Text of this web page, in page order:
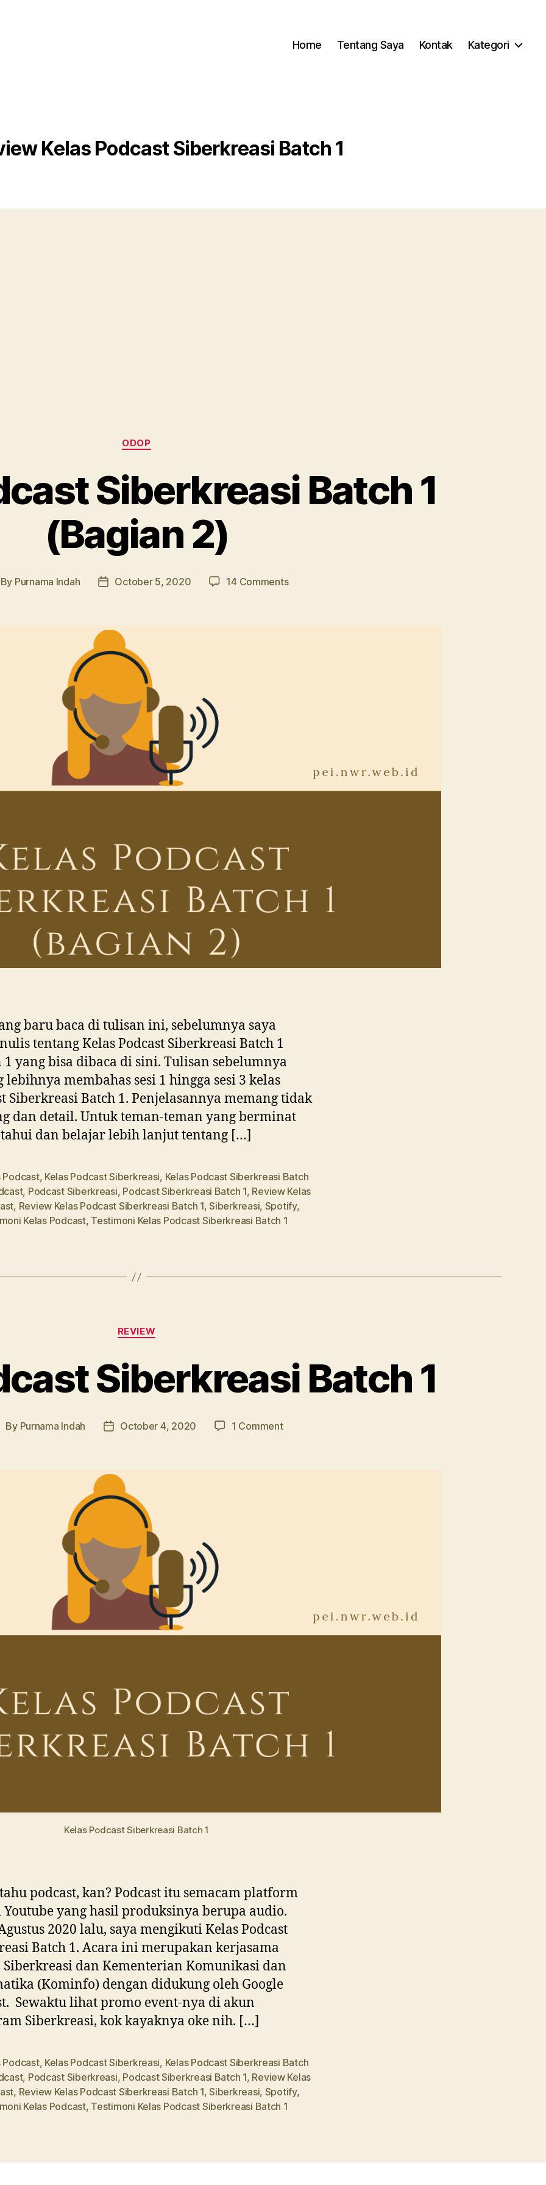
Home Tentang Saya Kontak Kategori
Kelas Podcast Siberkreasi Batch 1
Categories
ODOP
Siberkreasi Batch 1
(Bagian 2)
By Purnama Indah
PostOctober 5, 2020 14 Commentson
baru baca di tulisan ini, sebelumnya saya
tentang Kelas Podcast Siberkreasi Batch 1
1 yang bisa dibaca di sini. Tulisan sebelumnya
lebihnya membahas sesi 1 hingga sesi 3 kelas
Siberkreasi Batch 1. Penjelasannya memang tidak
dan detail. Untuk teman-teman yang berminat
dan belajar lebih lanjut tentang […]
Podcast, Kelas Podcast Siberkreasi, Kelas Podcast Siberkreasi Batch
, Podcast Siberkreasi, Podcast Siberkreasi Batch 1, Review Kelas
, Review Kelas Podcast Siberkreasi Batch 1,Siberkreasi, Spotify,
Kelas Podcast, Testimoni Kelas Podcast Siberkreasi Batch 1
Categories
REVIEW
Siberkreasi Batch 1
By Purnama Indah
PostOctober 4, 2020 1 Commenton
Kelas Podcast Siberkreasi Batch 1
podcast, kan? Podcast itu semacam platform
Youtube yang hasil produksinya berupa audio.
2020 lalu, saya mengikuti Kelas Podcast
Batch 1. Acara ini merupakan kerjasama
dan Kementerian Komunikasi dan
(Kominfo) dengan didukung oleh Google
Sewaktu lihat promo event-nya di akun
Siberkreasi, kok kayaknya oke nih. […]
Podcast, Kelas Podcast Siberkreasi, Kelas Podcast Siberkreasi Batch
, Podcast Siberkreasi, Podcast Siberkreasi Batch 1, Review Kelas
, Review Kelas Podcast Siberkreasi Batch 1,Siberkreasi, Spotify,
Kelas Podcast, Testimoni Kelas Podcast Siberkreasi Batch 1